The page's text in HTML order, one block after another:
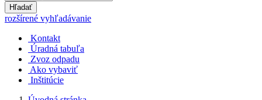
Hľadať
rozšírené vyhľadávanie
Kontakt
Úradná tabuľa
Zvoz odpadu
Ako vybaviť
Inštitúcie